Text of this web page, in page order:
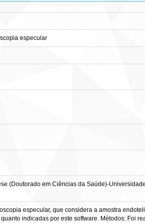
especular
(Doutorado em Ciências da Saúde)-
especular, que considera a amostra
indicadas por este software. Métodos: Foi